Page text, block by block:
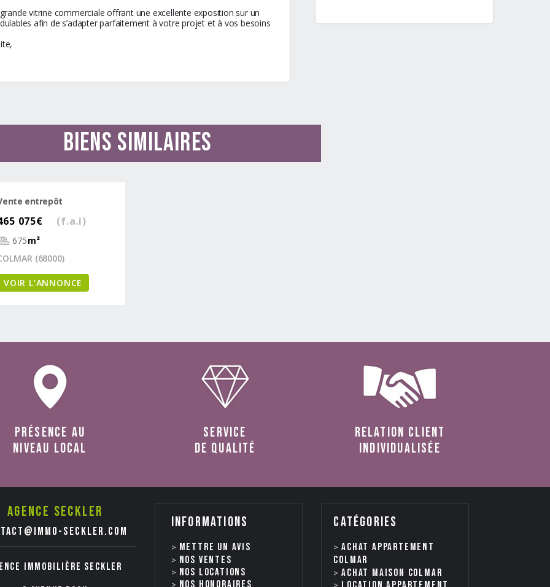
vitrine commerciale offrant une excellente exposition sur un
afin de s’adapter parfaitement à votre projet et à vos besoins
Biens similaires
entrepôt
075€ (f.a.i)
675m²
(68000)
VOIR L’ANNONCE
présence au
niveau local
service
de qualité
relation client
individualisée
Agence seckler
seckler.com
immobilière Seckler
Informations
Mettre un avis
Nos ventes
nos locations
Nos honoraires
catégories
Achat appartement
Colmar
Achat maison Colmar